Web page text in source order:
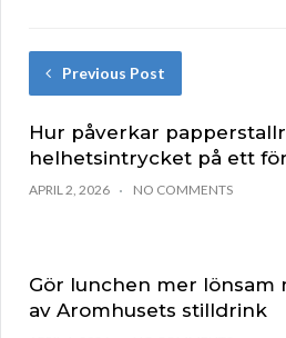
Previous Post
Hur påverkar
helhetsintrycket på ett
APRIL 2, 2026 NO COMMENTS
Gör lunchen mer lönsam
av Aromhusets stilldrink